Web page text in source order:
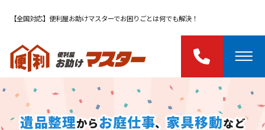
【全国対応】便利屋お助けマスターでお困りごとは何でも解決！
遺品整理からお庭仕事、家具移動など